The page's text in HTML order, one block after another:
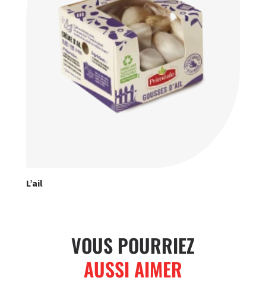
L’ail
VOUS POURRIEZ
AUSSI AIMER